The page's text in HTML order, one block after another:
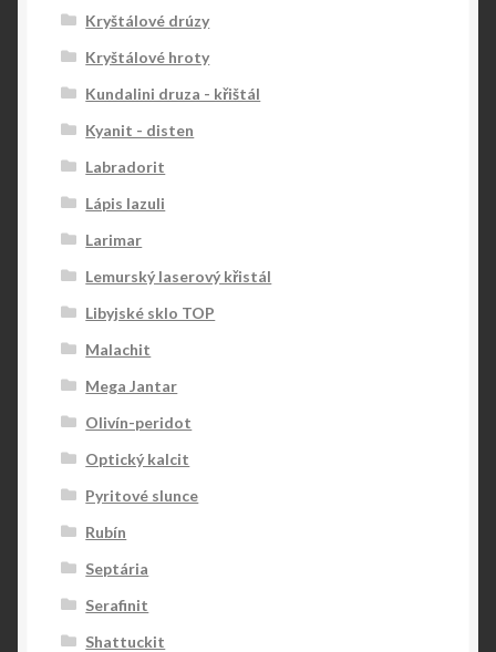
Kryštálové drúzy
Kryštálové hroty
Kundalini druza - křištál
Kyanit - disten
Labradorit
Lápis lazuli
Larimar
Lemurský laserový křistál
Libyjské sklo TOP
Malachit
Mega Jantar
Olivín-peridot
Optický kalcit
Pyritové slunce
Rubín
Septária
Serafinit
Shattuckit